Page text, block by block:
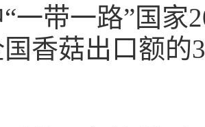
一带一路”国家
香菇出口额的